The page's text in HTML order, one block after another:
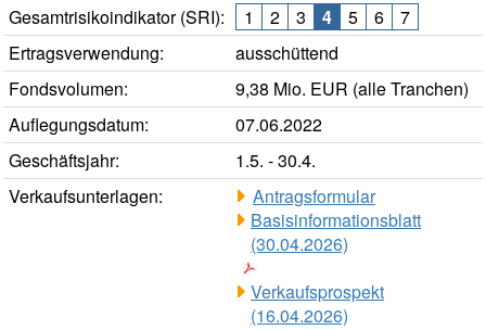
Gesamtrisikoindikator (SRI):
1 2 3 4 5 6
7
Ertragsverwendung:
ausschüttend
Fondsvolumen:
9,38 Mio. EUR (alle Tranchen)
Auflegungsdatum:
07.06.2022
Geschäftsjahr:
1.5. - 30.4.
Verkaufsunterlagen:
Antragsformular
Basisinformationsblatt
(30.04.2026)
Verkaufsprospekt
(16.04.2026)